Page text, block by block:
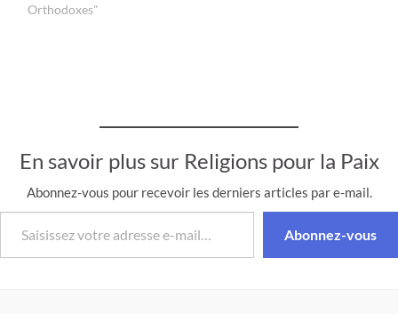
Religions pour la Paix, un
Orthodoxes"
En savoir plus sur Religions pour la Paix
Abonnez-vous pour recevoir les derniers articles par e-mail.
Saisissez votre adresse e-mail…
Abonnez-vous